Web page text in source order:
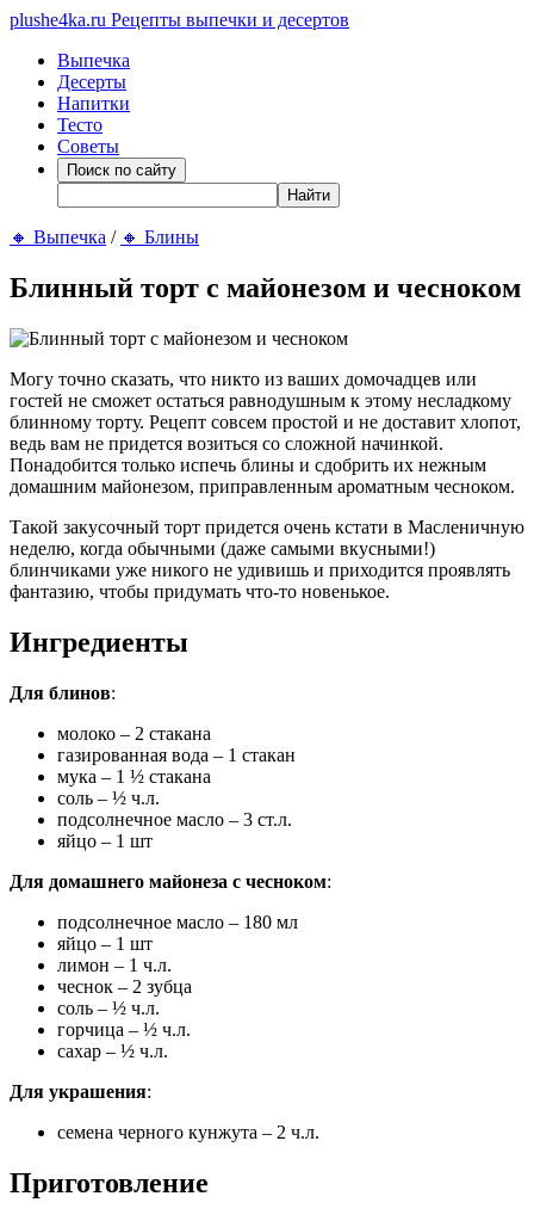
plushe4ka.ru Рецепты выпечки и десертов
Выпечка
Десерты
Напитки
Тесто
Советы
🔸 Выпечка / 🔸 Блины
Блинный торт с майонезом и чесноком
Могу точно сказать, что никто из ваших домочадцев или
гостей не сможет остаться равнодушным к этому несладкому
блинному торту. Рецепт совсем простой и не доставит хлопот,
ведь вам не придется возиться со сложной начинкой.
Понадобится только испечь блины и сдобрить их нежным
домашним майонезом, приправленным ароматным чесноком.
Такой закусочный торт придется очень кстати в Масленичную
неделю, когда обычными (даже самыми вкусными!)
блинчиками уже никого не удивишь и приходится проявлять
фантазию, чтобы придумать что-то новенькое.
Ингредиенты
Для блинов:
молоко – 2 стакана
газированная вода – 1 стакан
мука – 1 ½ стакана
соль – ½ ч.л.
подсолнечное масло – 3 ст.л.
яйцо – 1 шт
Для домашнего майонеза с чесноком:
подсолнечное масло – 180 мл
яйцо – 1 шт
лимон – 1 ч.л.
чеснок – 2 зубца
соль – ½ ч.л.
горчица – ½ ч.л.
сахар – ½ ч.л.
Для украшения:
семена черного кунжута – 2 ч.л.
Приготовление